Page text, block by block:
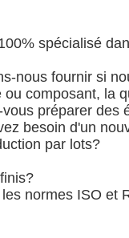
spécialisé
nous fournir si
composant, la
préparer des
besoin d'un
par lots?
normes ISO et